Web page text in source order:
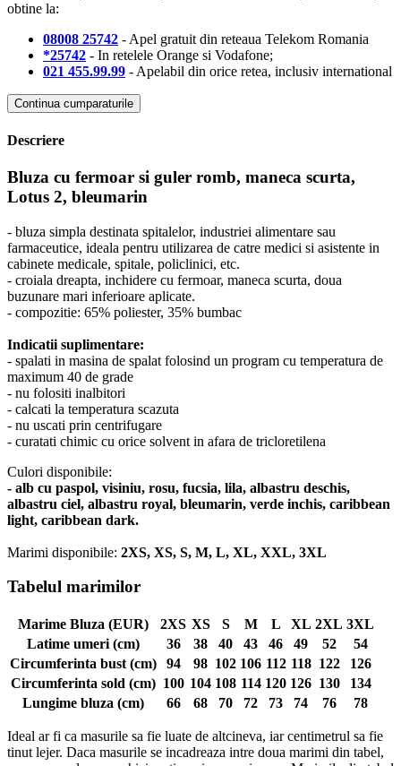
obtine la:
08008 25742 - Apel gratuit din reteaua Telekom Romania
*25742 - In retelele Orange si Vodafone;
021 455.99.99 - Apelabil din orice retea, inclusiv international
Continua cumparaturile
Descriere
Bluza cu fermoar si guler romb, maneca scurta,
Lotus 2, bleumarin
- bluza simpla destinata spitalelor, industriei alimentare sau
farmaceutice, ideala pentru utilizarea de catre medici si asistente in
cabinete medicale, spitale, policlinici, etc.
- croiala dreapta, inchidere cu fermoar, maneca scurta, doua
buzunare mari inferioare aplicate.
- compozitie: 65% poliester, 35% bumbac
Indicatii suplimentare:
- spalati in masina de spalat folosind un program cu temperatura de
maximum 40 de grade
- nu folositi inalbitori
- calcati la temperatura scazuta
- nu uscati prin centrifugare
- curatati chimic cu orice solvent in afara de tricloretilena
Culori disponibile:
- alb cu paspol, visiniu, rosu, fucsia, lila, albastru deschis,
albastru ciel, albastru royal, bleumarin, verde inchis, caribbean
light, caribbean dark.
Marimi disponibile: 2XS, XS, S, M, L, XL, XXL, 3XL
Tabelul marimilor
Marime Bluza (EUR) 2XS XS S M L XL 2XL 3XL
Latime umeri (cm)
36 38 40 43 46 49 52
54
Circumferinta bust (cm)
94 98 102 106 112 118 122
126
Circumferinta sold (cm) 100 104 108 114 120 126 130
134
Lungime bluza (cm)
66 68 70 72 73 74 76 78
Ideal ar fi ca masurile sa fie luate de altcineva, iar centimetrul sa fie
tinut lejer. Daca masurile se incadreaza intre doua marimi din tabel,